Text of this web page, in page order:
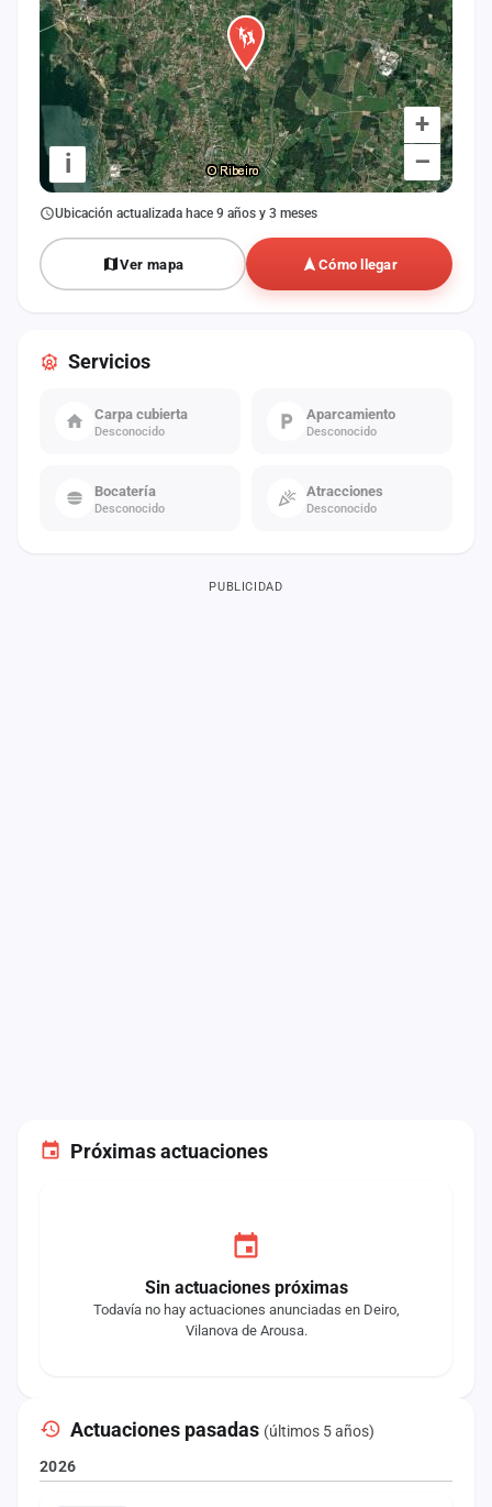
Próximas actuaciones
Sin actuaciones próximas
Todavía no hay actuaciones anunciadas en Deiro,
Vilanova de Arousa.
Actuaciones pasadas (últimos 5 años)
2026
+
–
i
Ubicación actualizada hace 9 años y 3 meses
Ver mapa Cómo llegar
Servicios
Carpa cubierta
Desconocido
Aparcamiento
Desconocido
Bocatería
Desconocido
Atracciones
Desconocido
PUBLICIDAD